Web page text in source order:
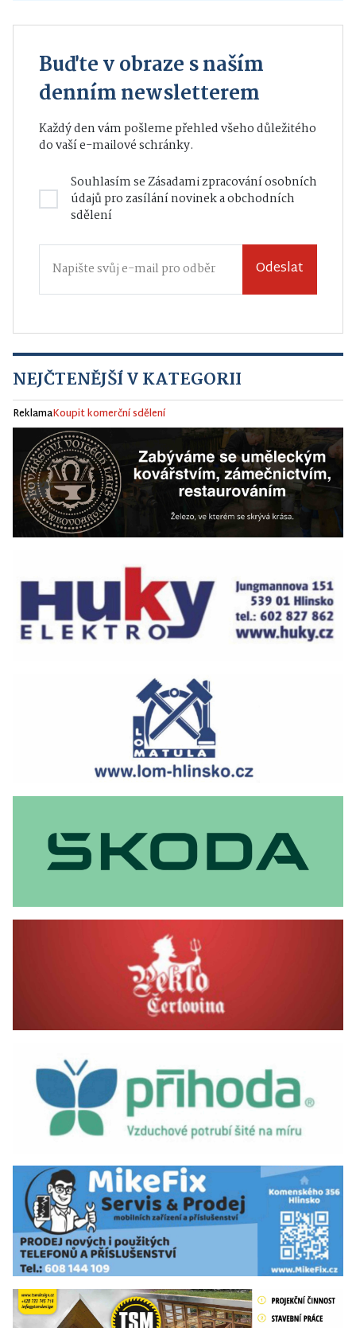
Buďte v obraze s naším
denním newsletterem
Každý den vám pošleme přehled všeho důležitého
do vaší e-mailové schránky.
Souhlasím se Zásadami zpracování osobních
údajů pro zasílání novinek a obchodních
sdělení
Odeslat
NEJČTENĚJŠÍ V KATEGORII
ReklamaKoupit komerční sdělení